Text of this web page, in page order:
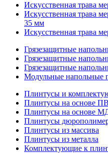
Искуccтвенная трава
Искусственная трава
35 мм
Искусственная трава
Грязезащитные
Грязезащитные
Грязезащитные
Модульные напольные
Плинтусы и
Плинтусы на основе
Плинтусы на основе
Плинтусы
Плинтусы из массива
Плинтусы из металла
Комплектующие к